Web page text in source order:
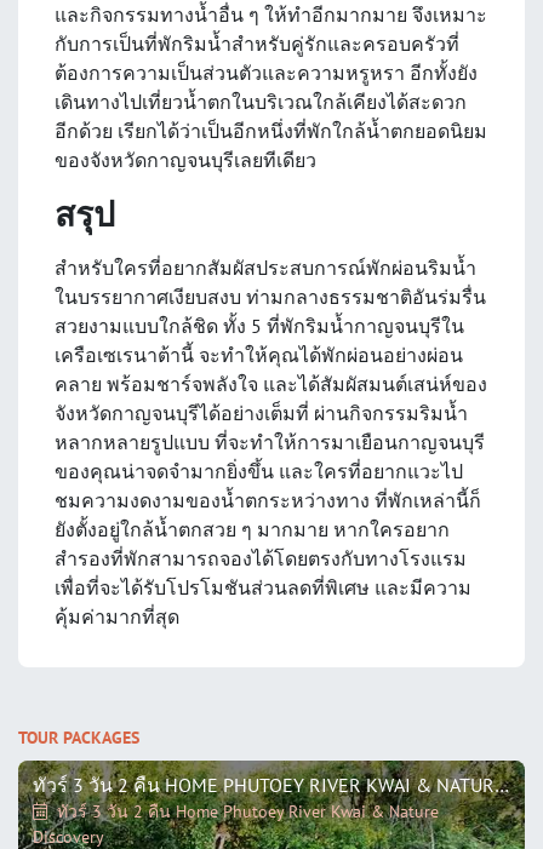
และกิจกรรมทางน้ำอื่น ๆ ให้ทำอีกมากมาย จึงเหมาะ
กับการเป็นที่พักริมน้ำสำหรับคู่รักและครอบครัวที่
ต้องการความเป็นส่วนตัวและความหรูหรา อีกทั้งยัง
เดินทางไปเที่ยวน้ำตกในบริเวณใกล้เคียงได้สะดวก
อีกด้วย เรียกได้ว่าเป็นอีกหนึ่งที่พักใกล้น้ำตกยอดนิยม
ของจังหวัดกาญจนบุรีเลยทีเดียว
สรุป
สำหรับใครที่อยากสัมผัสประสบการณ์พักผ่อนริมน้ำ
ในบรรยากาศเงียบสงบ ท่ามกลางธรรมชาติอันร่มรื่น
สวยงามแบบใกล้ชิด ทั้ง 5 ที่พักริมน้ำกาญจนบุรีใน
เครือเซเรนาต้านี้ จะทำให้คุณได้พักผ่อนอย่างผ่อน
คลาย พร้อมชาร์จพลังใจ และได้สัมผัสมนต์เสน่ห์ของ
จังหวัดกาญจนบุรีได้อย่างเต็มที่ ผ่านกิจกรรมริมน้ำ
หลากหลายรูปแบบ ที่จะทำให้การมาเยือนกาญจนบุรี
ของคุณน่าจดจำมากยิ่งขึ้น และใครที่อยากแวะไป
ชมความงดงามของน้ำตกระหว่างทาง ที่พักเหล่านี้ก็
ยังตั้งอยู่ใกล้น้ำตกสวย ๆ มากมาย หากใครอยาก
สำรองที่พักสามารถจองได้โดยตรงกับทางโรงแรม
เพื่อที่จะได้รับโปรโมชันส่วนลดที่พิเศษ และมีความ
คุ้มค่ามากที่สุด
TOUR PACKAGES
ทัวร์ 3 วัน 2 คืน HOME PHUTOEY RIVER KWAI & NATURE DISCOVERY
ทัวร์ 3 วัน 2 คืน Home Phutoey River Kwai & Nature
Discovery